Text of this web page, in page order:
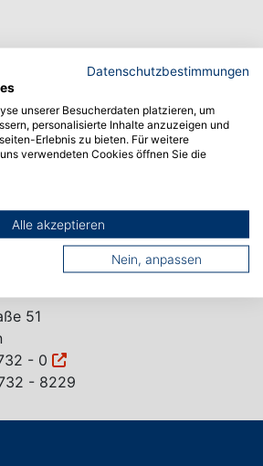
- 9129
51
- 0
- 8229
Datenschutzbestimmungen
unserer Besucherdaten platzieren, um
personalisierte Inhalte anzuzeigen und
Erlebnis zu bieten. Für weitere
verwendeten Cookies öffnen Sie die
Alle akzeptieren
Nein, anpassen